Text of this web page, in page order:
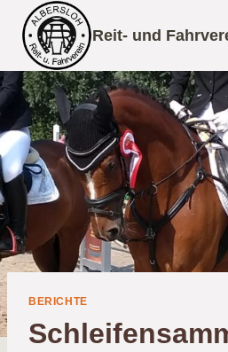
Inhalt
springen
Reit- und
BERICHTE